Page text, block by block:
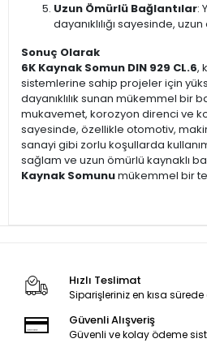
Uzun Ömürlü Bağlantılar:
dayanıklılığı sayesinde,
Sonuç Olarak
6K Kaynak Somun DIN 929 CL.6,
sistemlerine sahip projeler için
dayanıklılık sunan mükemmel bir
mukavemet, korozyon direnci ve
sayesinde, özellikle otomotiv,
sanayi gibi zorlu koşullarda
sağlam ve uzun ömürlü kaynaklı
Kaynak Somunumükemmel bir
Hızlı Teslimat
Siparişleriniz en kısa sürede
Güvenli Alışveriş
Güvenli ve kolay ödeme